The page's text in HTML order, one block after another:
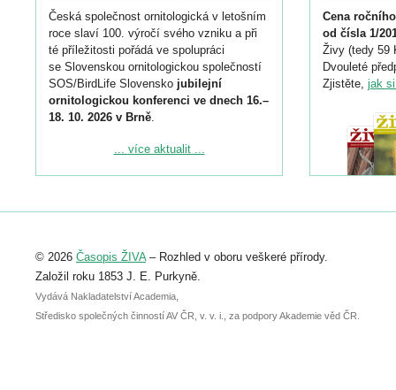
Česká společnost ornitologická v letošním
roce slaví 100. výročí svého vzniku a při
té příležitosti pořádá ve spolupráci
se Slovenskou ornitologickou společností
SOS/BirdLife Slovensko jubilejní
ornitologickou konferenci ve dnech 16.–
18. 10. 2026 v Brně.
Podrobnější informace ke konferenci
Registrovat se můžete do 6. září.
abstraktu přihlášené přednášky nebo
posteru je už 30. června.
... více aktualit ...
Cena
od čísla 1/
Živy (tedy 59
Dvouleté
Zjistěte, jak
© 2026 Časopis ŽIVA– Rozhled v oboru veškeré přírody.
Založil roku 1853 J. E. Purkyně.
Vydává Nakladatelství Academia,
Středisko společných činností AV ČR, v. v. i., za podpory Akademie věd ČR.